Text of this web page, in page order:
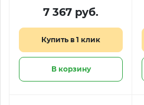
голубикой
«Ягодный пульс»
7 367 руб.
Купить в 1 клик
В корзину